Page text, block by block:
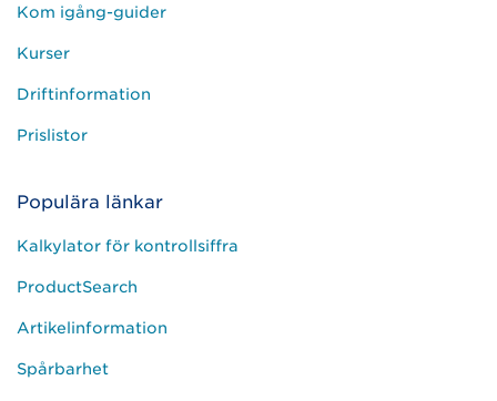
Kom igång-guider
Kurser
Driftinformation
Prislistor
Populära länkar
Kalkylator för kontrollsiffra
ProductSearch
Artikelinformation
Spårbarhet